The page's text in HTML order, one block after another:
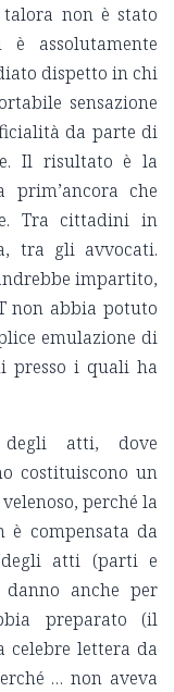
talora non è stato
assolutamente
dispetto in chi
sensazione
da parte di
Il risultato è la
che
Tra cittadini in
tra gli avvocati.
impartito,
non abbia potuto
emulazione di
presso i quali ha
atti, dove
costituiscono un
perché la
è compensata da
atti (parti e
anche per
preparato (il
celebre lettera da
… non aveva